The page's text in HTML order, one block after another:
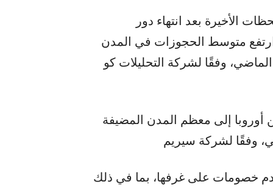
الأخيرة بعد انتهاء دور
ارتفع متوسط ​​الحجوزات في المدن
بالعام الماضي، وفقًا لشركة التحليلات كو
أوروبا إلى معظم المدن المضيفة
وفقًا لشركة سيريم
خصومات على غرفها، بما في ذلك